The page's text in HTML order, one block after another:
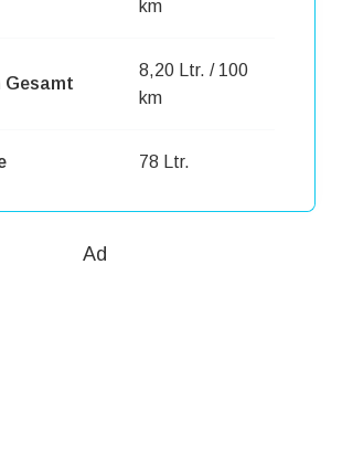
km
Gesamt
8,20 Ltr. / 100
km
78 Ltr.
Ad